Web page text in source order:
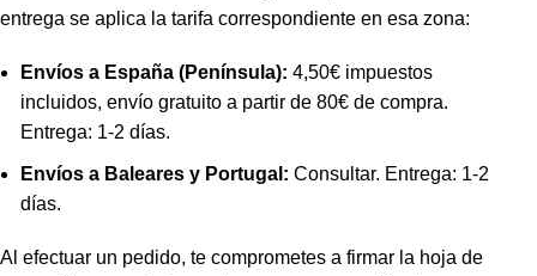
entrega se aplica la tarifa correspondiente en esa zona:
Envíos a España (Península):4,50€ impuestos
incluidos, envío gratuito a partir de 80€ de compra.
Entrega: 1-2 días.
Envíos a Baleares y Portugal:Consultar. Entrega: 1-2
días.
Al efectuar un pedido, te comprometes a firmar la hoja de